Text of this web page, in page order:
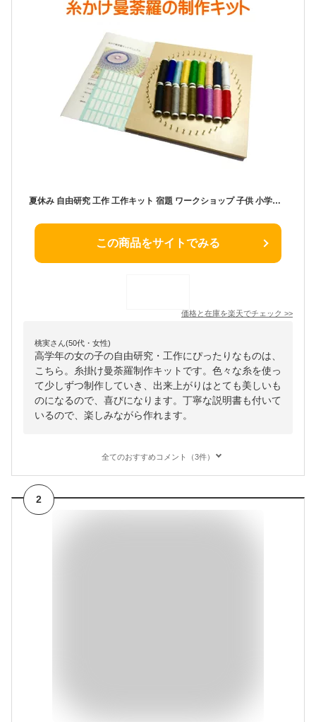
夏休み 自由研究 工作 工作キット 宿題 ワークショップ 子供 小学生 中学生 高学年 女の子 男の子 糸かけ曼荼羅 制作キット 手芸キット ハンドメイドキット 手作りキット 手芸セット 材料セット 簡単 初心者
この商品をサイトでみる
価格と在庫を楽天でチェック >>
桃実さん(50代・女性)
高学年の女の子の自由研究・工作にぴったりなものは、
こちら。糸掛け曼荼羅制作キットです。色々な糸を使っ
て少しずつ制作していき、出来上がりはとても美しいも
のになるので、喜びになります。丁寧な説明書も付いて
いるので、楽しみながら作れます。
全てのおすすめコメント（3件）
2